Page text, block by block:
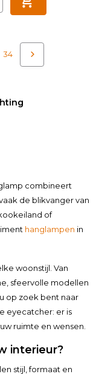
34
combineert
de blikvanger van
of
hanglampen in
woonstijl. Van
sfeervolle modellen
op zoek bent naar
eyecatcher: er is
ruimte en wensen.
interieur?
stijl, formaat en